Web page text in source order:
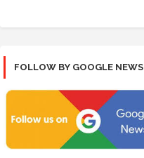
FOLLOW BY GOOGLE NEWS